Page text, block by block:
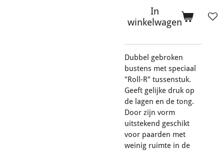
In
winkelwagen
Dubbel gebroken
bustens met speciaal
"Roll-R" tussenstuk.
Geeft gelijke druk op
de lagen en de tong.
Door zijn vorm
uitstekend geschikt
voor paarden met
weinig ruimte in de